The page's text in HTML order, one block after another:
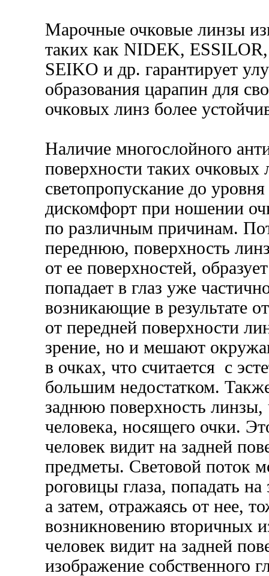
Марочные очковые линзы
таких как NIDEK,
SEIKO и др. гарантирует
образования царапин для
очковых линз более
Наличие многослойного
поверхности таких очковых
светопропускание до
дискомфорт при ношении
по различным причинам.
переднюю, поверхность
от ее поверхностей,
попадает в глаз уже
возникающие в результате
от передней поверхности
зрение, но и мешают
в очках, что считается с
большим недостатком.
заднюю поверхность линзы,
человека, носящего очки.
человек видит на задней
предметы. Световой поток
роговицы глаза, попадать
а затем, отражаясь от нее,
возникновению вторичных
человек видит на задней
изображение собственного